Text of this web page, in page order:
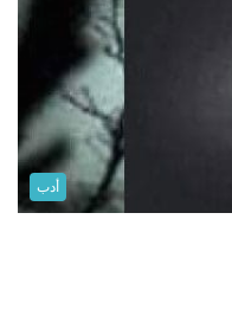
أدب